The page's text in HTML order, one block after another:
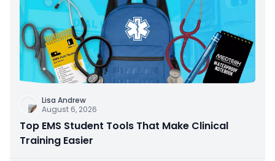
Lisa Andrew
August 6, 2026
Top EMS Student Tools That Make Clinical
Training Easier